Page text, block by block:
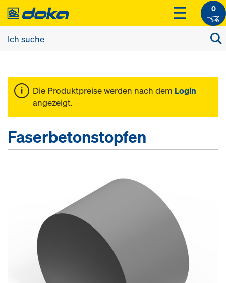
0
Die Produktpreise werden nach dem Login
angezeigt.
Faserbetonstopfen